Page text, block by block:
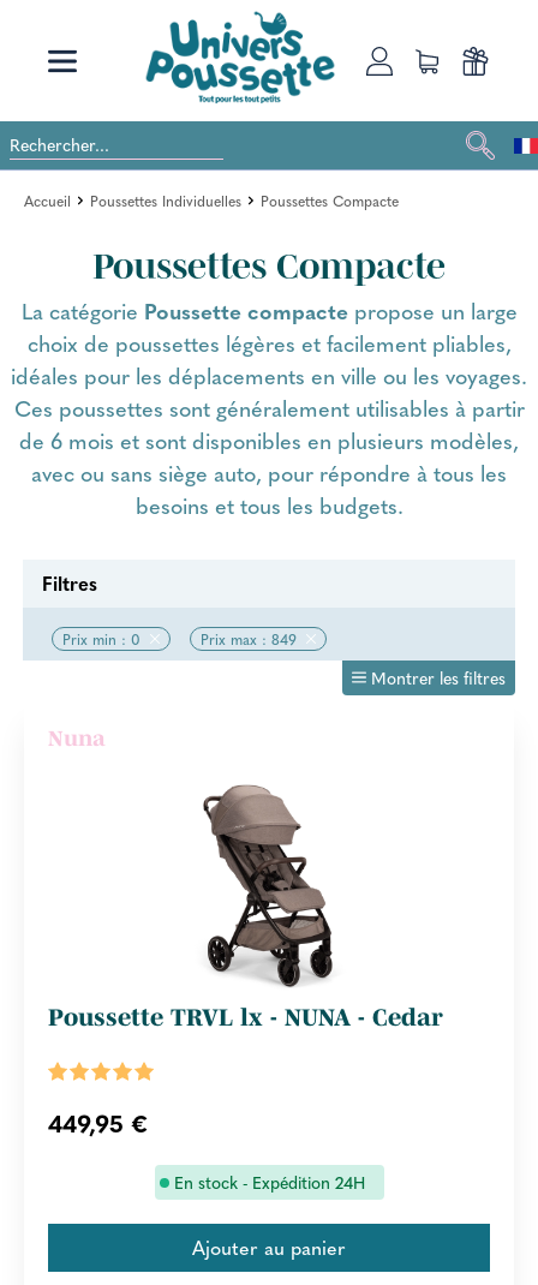
Accueil Poussettes Individuelles Poussettes Compacte
Poussettes Compacte
La catégorie Poussette compactepropose un large
choix de poussettes légères et facilement pliables,
idéales pour les déplacements en ville ou les voyages.
Ces poussettes sont généralement utilisables à partir
de 6 mois et sont disponibles en plusieurs modèles,
avec ou sans siège auto, pour répondre à tous les
besoins et tous les budgets.
Filtres
Prix min : 0 Prix max : 849
Montrer les filtres
Nuna
Poussette TRVL lx - NUNA - Cedar
449,95 €
En stock - Expédition 24H